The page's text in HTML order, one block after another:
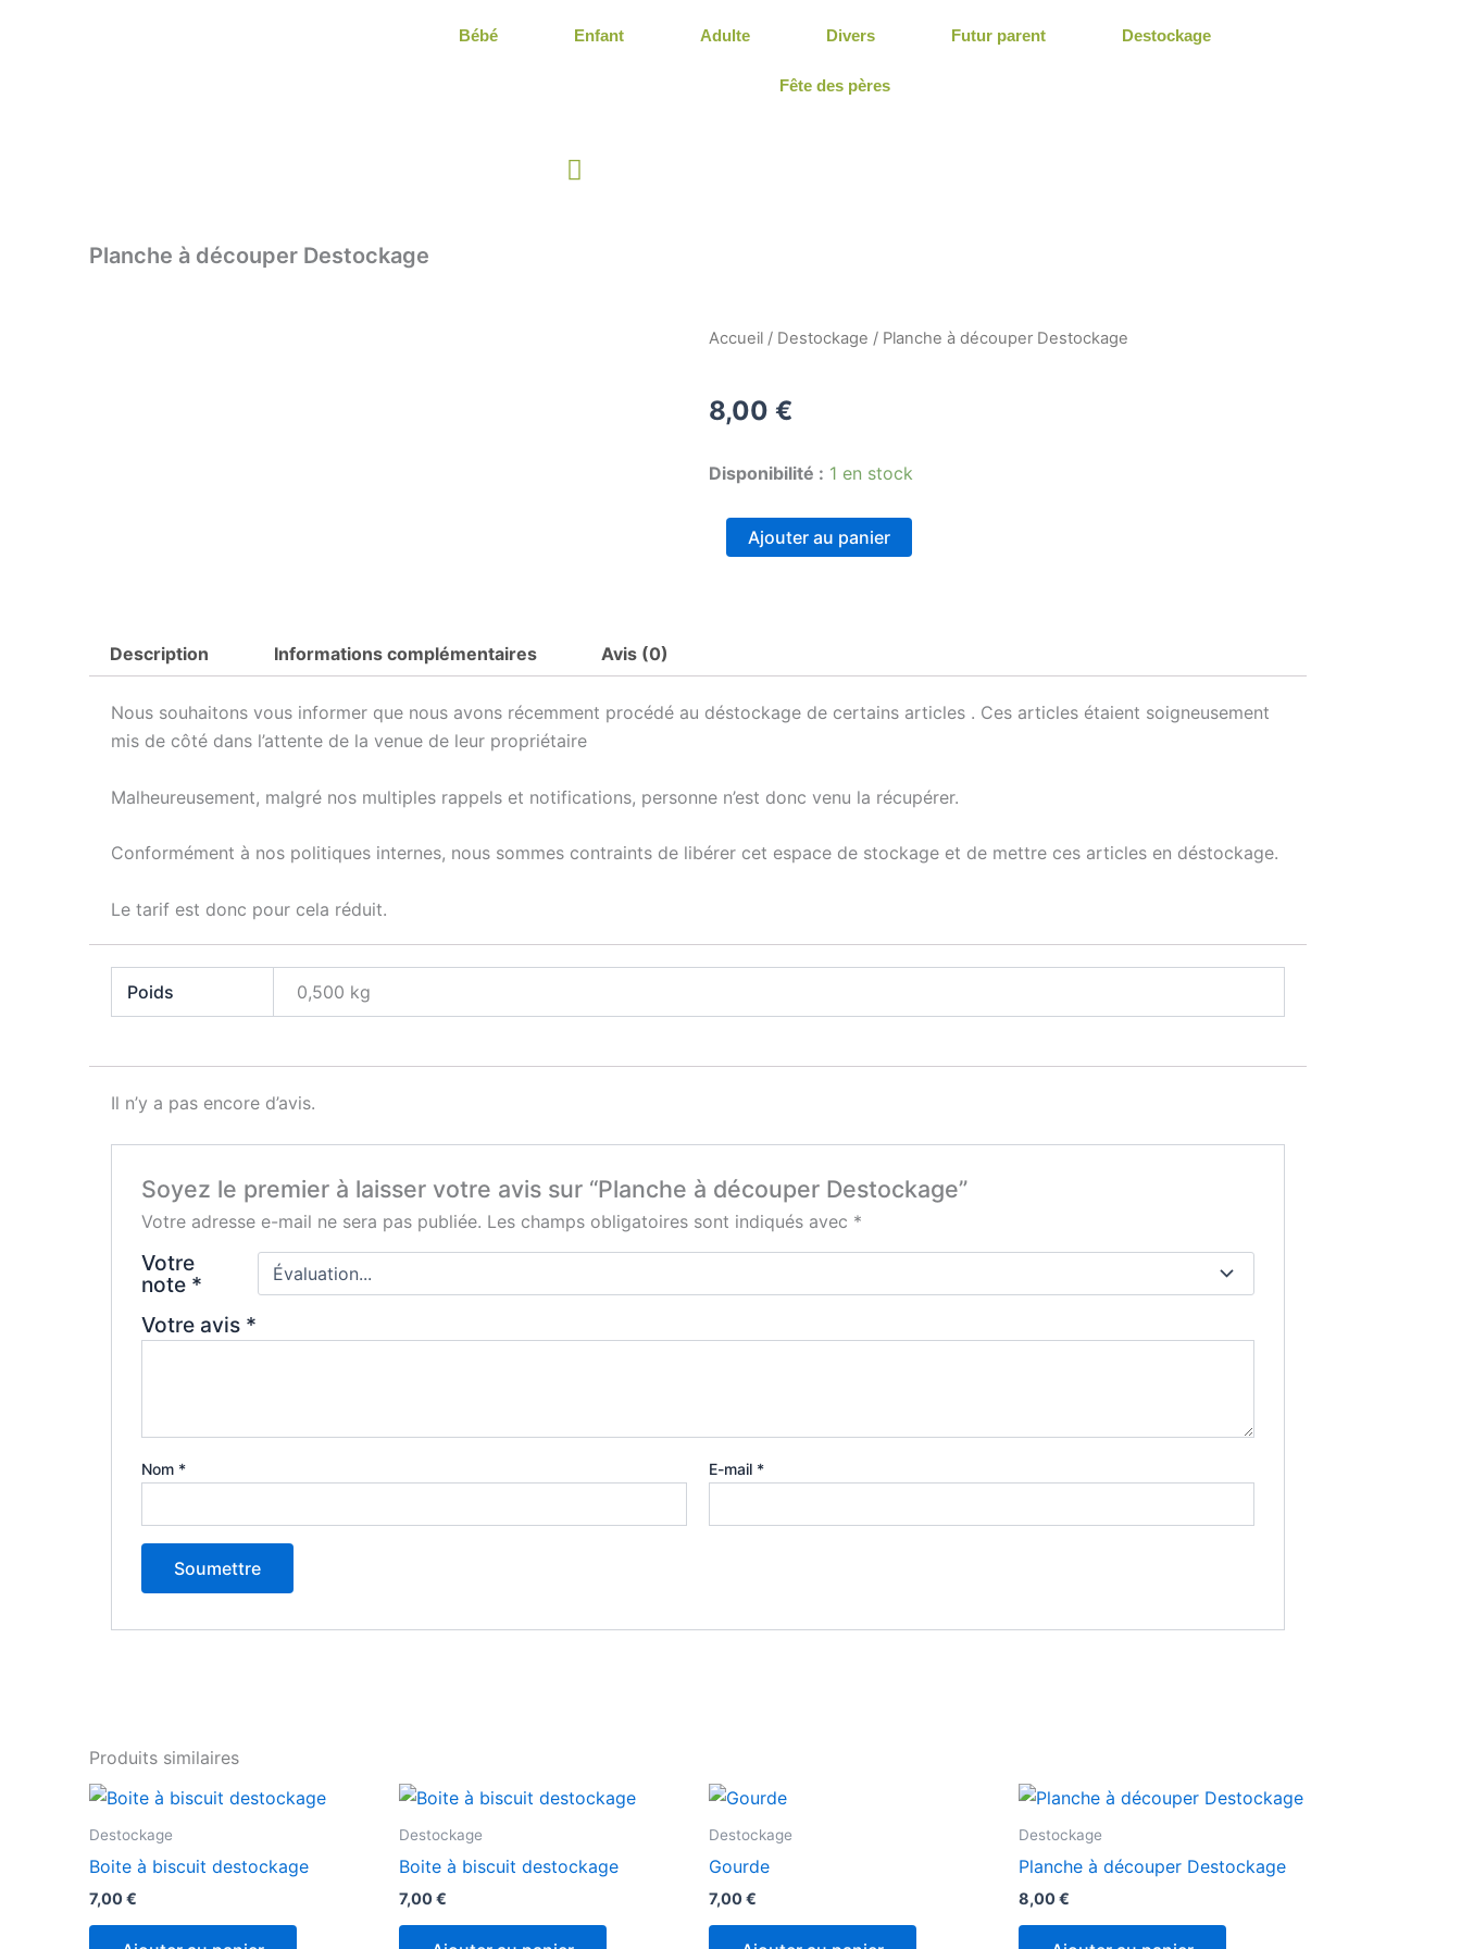
Bébé Enfant Adulte Divers Futur parent Destockage
Fête des pères
Panier
Planche à découper Destockage
Accueil / Destockage / Planche à découper Destockage
8,00 €
Disponibilité : 1 en stock
quantité
découper
Ajouter au panier
Description Informations complémentaires Avis (0)
Nous souhaitons vous informer que nous avons récemment procédé au déstockage de certains articles . Ces articles étaient soigneusement
mis de côté dans l’attente de la venue de leur propriétaire
Malheureusement, malgré nos multiples rappels et notifications, personne n’est donc venu la récupérer.
Conformément à nos politiques internes, nous sommes contraints de libérer cet espace de stockage et de mettre ces articles en déstockage.
Le tarif est donc pour cela réduit.
Poids 0,500 kg
Il n’y a pas encore d’avis.
Soyez le premier à laisser votre avis sur “Planche à découper Destockage”
Votre adresse e-mail ne sera pas publiée. Les champs obligatoires sont indiqués avec *
Votre
note *
Votre avis *
Nom * E-mail *
Produits similaires
Destockage
Boite à biscuit destockage
7,00€
Destockage
Boite à biscuit destockage
7,00€
Destockage
Gourde
7,00€
Destockage
Planche à découper Destockage
8,00€